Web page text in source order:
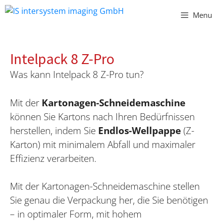
Vai
Menu
Intelpack 8 Z-Pro
Was kann Intelpack 8 Z-Pro tun?
Mit der Kartonagen-Schneidemaschine
können Sie Kartons nach Ihren Bedürfnissen
herstellen, indem Sie Endlos-Wellpappe(Z-
Karton) mit minimalem Abfall und maximaler
Effizienz verarbeiten.
Mit der Kartonagen-Schneidemaschine stellen
Sie genau die Verpackung her, die Sie benötigen
– in optimaler Form, mit hohem